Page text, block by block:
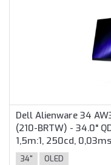
Dell Alienware 34
(210-BRTW) - 34.0"
1,5m:1, 250cd,
garancia, Fekete
34" OLED